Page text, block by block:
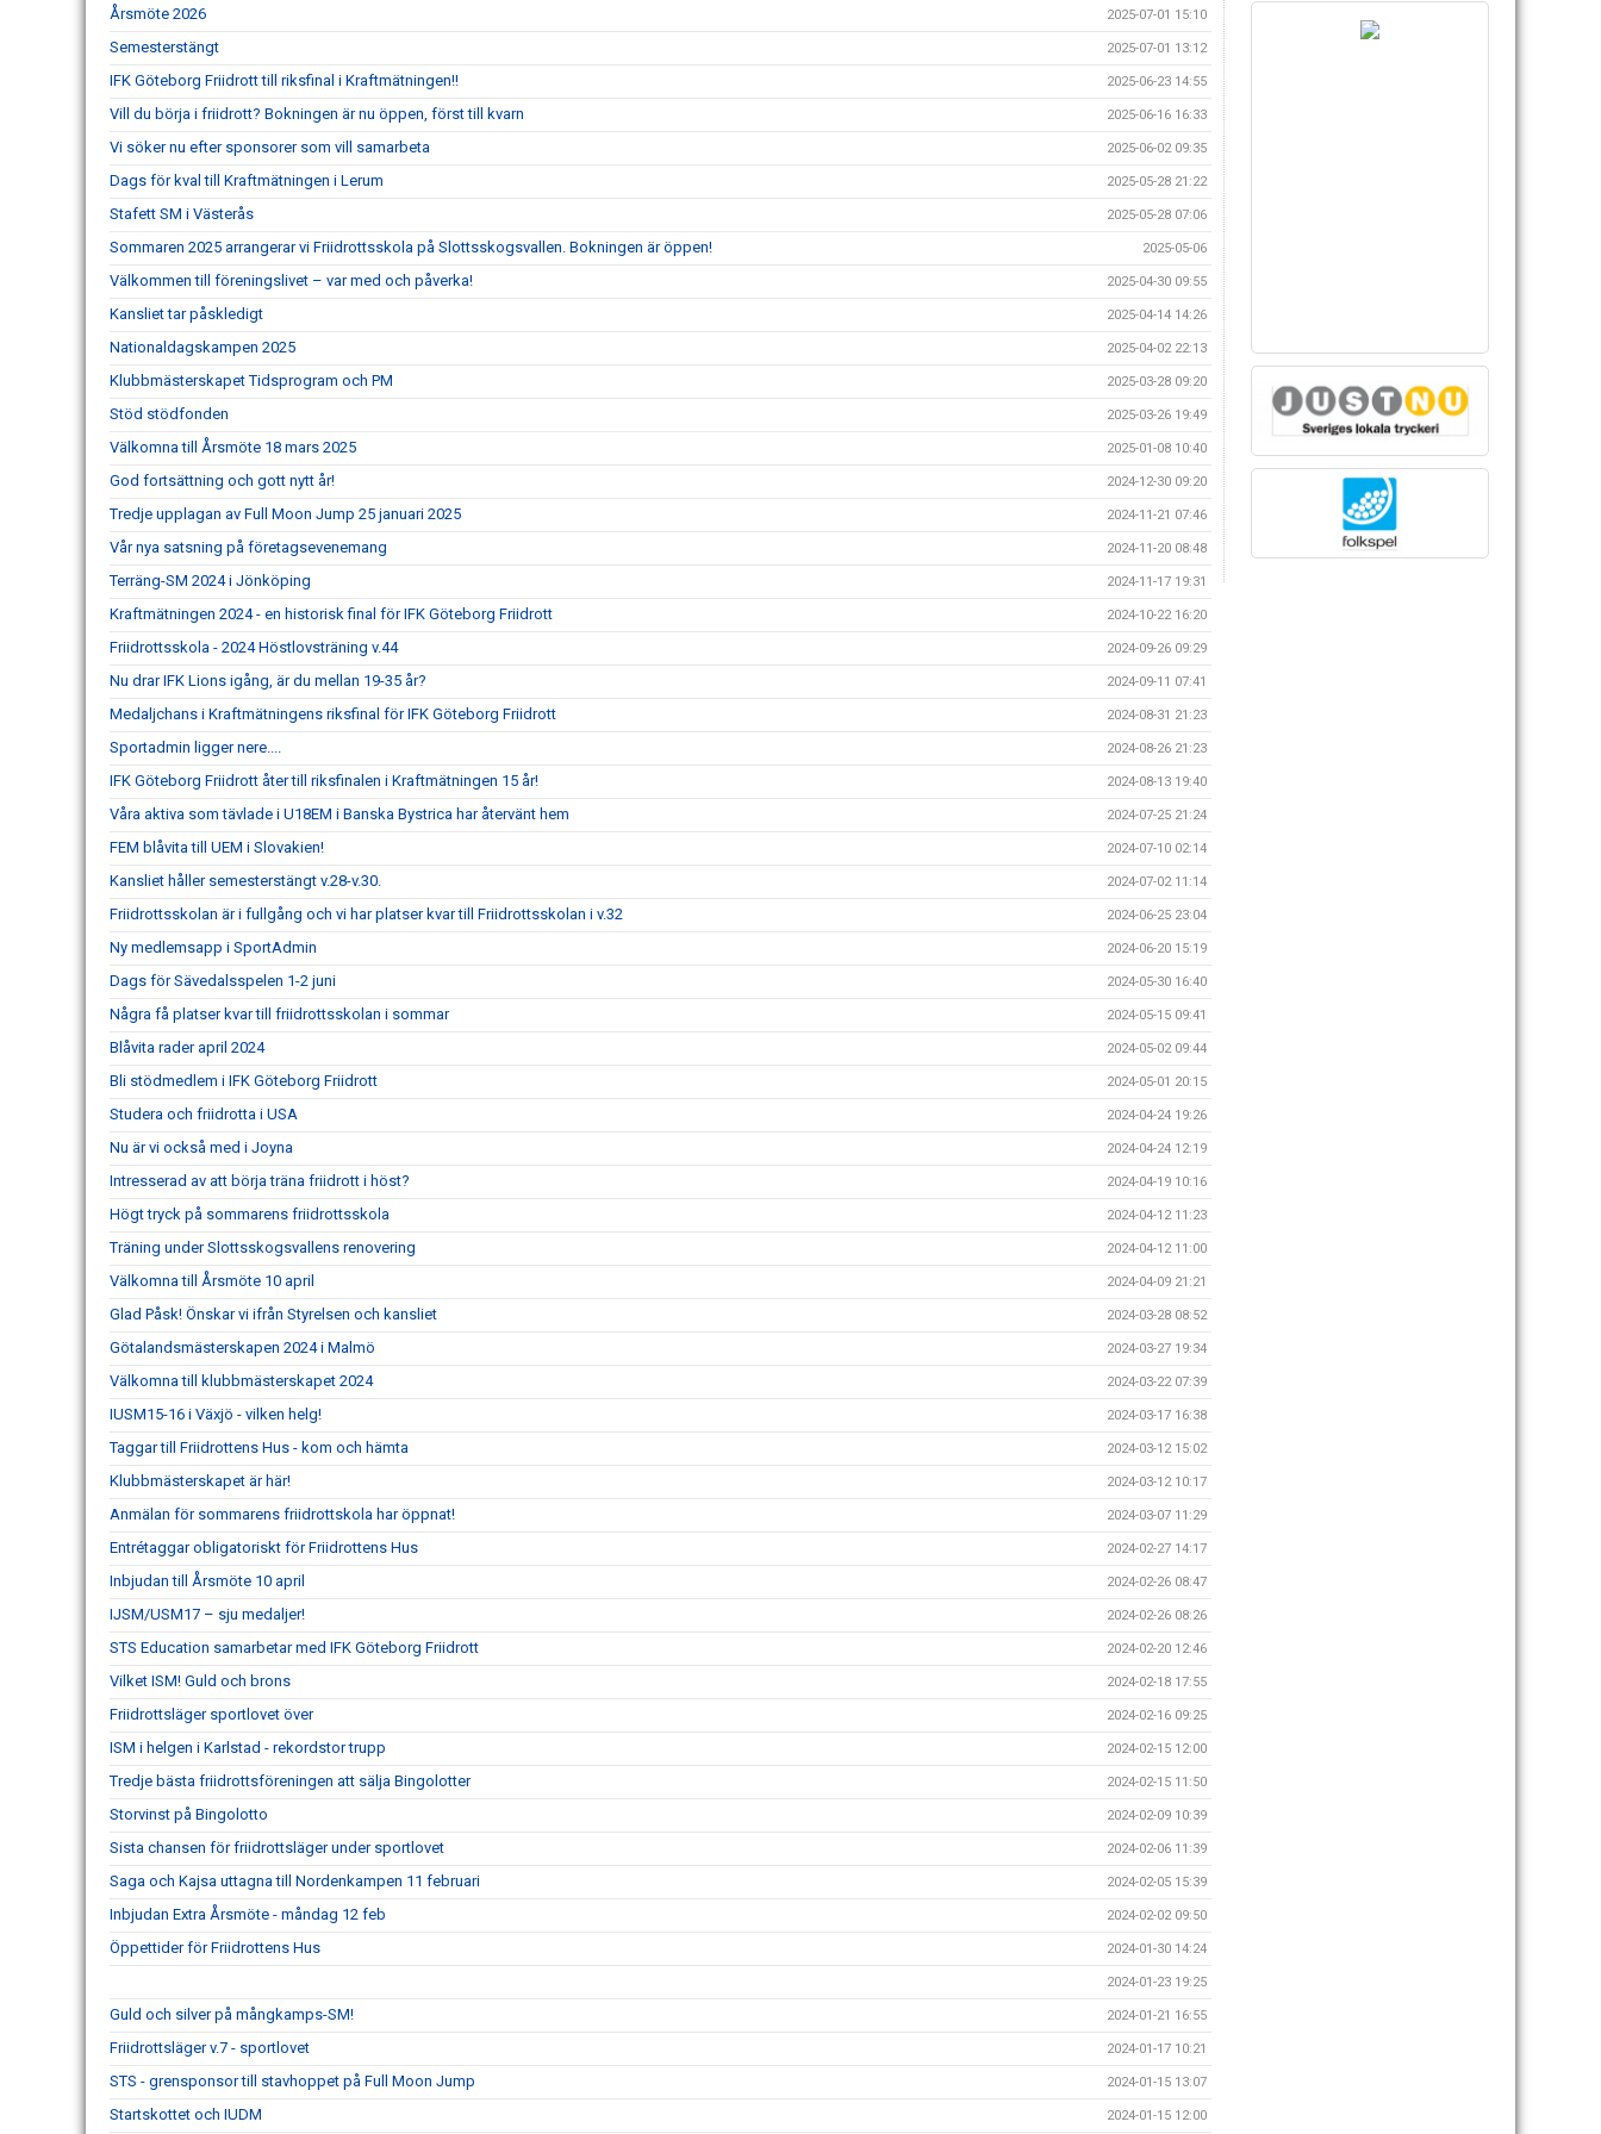
Årsmöte 2026 2025-07-01 15:10
Semesterstängt 2025-07-01 13:12
IFK Göteborg Friidrott till riksfinal i Kraftmätningen!! 2025-06-23 14:55
Vill du börja i friidrott? Bokningen är nu öppen, först till kvarn 2025-06-16 16:33
Vi söker nu efter sponsorer som vill samarbeta 2025-06-02 09:35
Dags för kval till Kraftmätningen i Lerum 2025-05-28 21:22
Stafett SM i Västerås 2025-05-28 07:06
Sommaren 2025 arrangerar vi Friidrottsskola på Slottsskogsvallen. Bokningen är öppen! 2025-05-06
Välkommen till föreningslivet – var med och påverka! 2025-04-30 09:55
Kansliet tar påskledigt 2025-04-14 14:26
Nationaldagskampen 2025 2025-04-02 22:13
Klubbmästerskapet Tidsprogram och PM 2025-03-28 09:20
Stöd stödfonden 2025-03-26 19:49
Välkomna till Årsmöte 18 mars 2025 2025-01-08 10:40
God fortsättning och gott nytt år! 2024-12-30 09:20
Tredje upplagan av Full Moon Jump 25 januari 2025 2024-11-21 07:46
Vår nya satsning på företagsevenemang 2024-11-20 08:48
Terräng-SM 2024 i Jönköping 2024-11-17 19:31
Kraftmätningen 2024 - en historisk final för IFK Göteborg Friidrott 2024-10-22 16:20
Friidrottsskola - 2024 Höstlovsträning v.44 2024-09-26 09:29
Nu drar IFK Lions igång, är du mellan 19-35 år? 2024-09-11 07:41
Medaljchans i Kraftmätningens riksfinal för IFK Göteborg Friidrott 2024-08-31 21:23
Sportadmin ligger nere.... 2024-08-26 21:23
IFK Göteborg Friidrott åter till riksfinalen i Kraftmätningen 15 år! 2024-08-13 19:40
Våra aktiva som tävlade i U18EM i Banska Bystrica har återvänt hem 2024-07-25 21:24
FEM blåvita till UEM i Slovakien! 2024-07-10 02:14
Kansliet håller semesterstängt v.28-v.30. 2024-07-02 11:14
Friidrottsskolan är i fullgång och vi har platser kvar till Friidrottsskolan i v.32 2024-06-25 23:04
Ny medlemsapp i SportAdmin 2024-06-20 15:19
Dags för Sävedalsspelen 1-2 juni 2024-05-30 16:40
Några få platser kvar till friidrottsskolan i sommar 2024-05-15 09:41
Blåvita rader april 2024 2024-05-02 09:44
Bli stödmedlem i IFK Göteborg Friidrott 2024-05-01 20:15
Studera och friidrotta i USA 2024-04-24 19:26
Nu är vi också med i Joyna 2024-04-24 12:19
Intresserad av att börja träna friidrott i höst? 2024-04-19 10:16
Högt tryck på sommarens friidrottsskola 2024-04-12 11:23
Träning under Slottsskogsvallens renovering 2024-04-12 11:00
Välkomna till Årsmöte 10 april 2024-04-09 21:21
Glad Påsk! Önskar vi ifrån Styrelsen och kansliet 2024-03-28 08:52
Götalandsmästerskapen 2024 i Malmö 2024-03-27 19:34
Välkomna till klubbmästerskapet 2024 2024-03-22 07:39
IUSM15-16 i Växjö - vilken helg! 2024-03-17 16:38
Taggar till Friidrottens Hus - kom och hämta 2024-03-12 15:02
Klubbmästerskapet är här! 2024-03-12 10:17
Anmälan för sommarens friidrottskola har öppnat! 2024-03-07 11:29
Entrétaggar obligatoriskt för Friidrottens Hus 2024-02-27 14:17
Inbjudan till Årsmöte 10 april 2024-02-26 08:47
IJSM/USM17 – sju medaljer! 2024-02-26 08:26
STS Education samarbetar med IFK Göteborg Friidrott 2024-02-20 12:46
Vilket ISM! Guld och brons 2024-02-18 17:55
Friidrottsläger sportlovet över 2024-02-16 09:25
ISM i helgen i Karlstad - rekordstor trupp 2024-02-15 12:00
Tredje bästa friidrottsföreningen att sälja Bingolotter 2024-02-15 11:50
Storvinst på Bingolotto 2024-02-09 10:39
Sista chansen för friidrottsläger under sportlovet 2024-02-06 11:39
Saga och Kajsa uttagna till Nordenkampen 11 februari 2024-02-05 15:39
Inbjudan Extra Årsmöte - måndag 12 feb 2024-02-02 09:50
Öppettider för Friidrottens Hus 2024-01-30 14:24
2024-01-23 19:25
Guld och silver på mångkamps-SM! 2024-01-21 16:55
Friidrottsläger v.7 - sportlovet 2024-01-17 10:21
STS - grensponsor till stavhoppet på Full Moon Jump 2024-01-15 13:07
Startskottet och IUDM 2024-01-15 12:00